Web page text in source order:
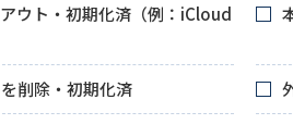
ウト・初期化済（例：iCloud
削除・初期化済